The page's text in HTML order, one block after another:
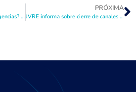
¿Estamos seguros ante emergencias? JVRE entrega detalles en Vicuña
PRÓXIMA
JVRE informa sobre cierre de canales ante sistema frontal